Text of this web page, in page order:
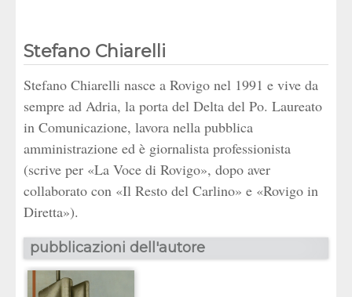
Stefano Chiarelli
Stefano Chiarelli nasce a Rovigo nel 1991 e vive da
sempre ad Adria, la porta del Delta del Po. Laureato
in Comunicazione, lavora nella pubblica
amministrazione ed è giornalista professionista
(scrive per «La Voce di Rovigo», dopo aver
collaborato con «Il Resto del Carlino» e «Rovigo in
Diretta»).
pubblicazioni dell'autore